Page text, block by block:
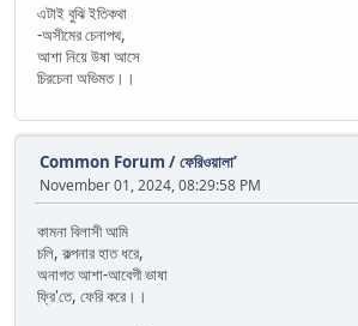
এটাই বুঝি ইতিকথা
-অসীমের চেনাপথ,
আশা নিয়ে উষা আসে
চিরচেনা অভিমত।।
Common Forum /ফেরিওয়ালা’
November 01, 2024, 08:29:58 PM
কামনা বিলাসী আমি
চলি, কল্পনার হাত ধরে,
অনাগত আশা-আবেগী ভাষা
ফ্রি'তে, ফেরি করে।।